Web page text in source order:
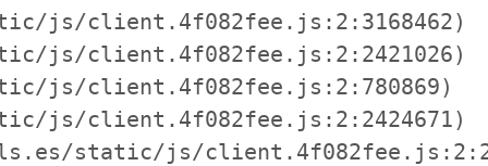
js/client.4f082fee.js:2:3168462)
js/client.4f082fee.js:2:2421026)
js/client.4f082fee.js:2:780869)
js/client.4f082fee.js:2:2424671)
static/js/